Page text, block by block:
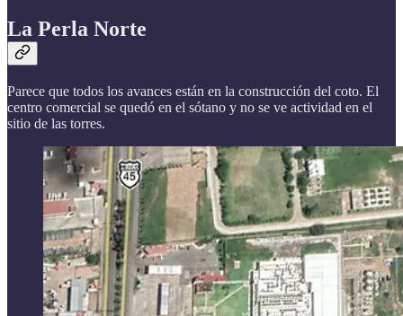
La Perla Norte
Parece que todos los avances están en la construcción del coto. El
centro comercial se quedó en el sótano y no se ve actividad en el
sitio de las torres.